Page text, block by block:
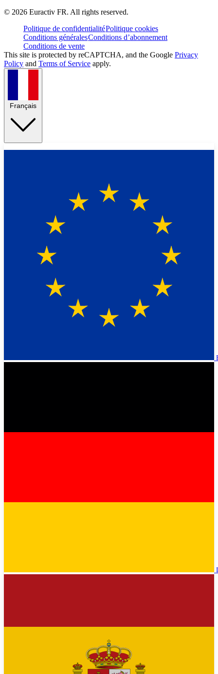
© 2026 Euractiv FR. All rights reserved.
Politique de confidentialitéPolitique cookies
Conditions généralesConditions d’abonnement
Conditions de vente
This site is protected by reCAPTCHA, and the Google Privacy
Policy and Terms of Service apply.
Français